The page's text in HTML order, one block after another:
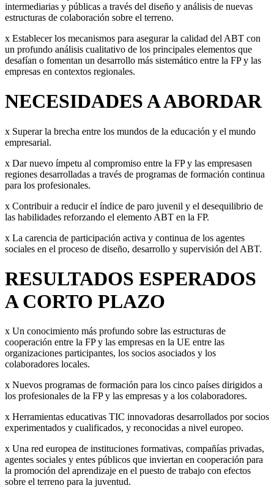
intermediarias y públicas a través del diseño y análisis de nuevas
estructuras de colaboración sobre el terreno.
x Establecer los mecanismos para asegurar la calidad del ABT con
un profundo análisis cualitativo de los principales elementos que
desafían o fomentan un desarrollo más sistemático entre la FP y las
empresas en contextos regionales.
NECESIDADES A ABORDAR
x Superar la brecha entre los mundos de la educación y el mundo
empresarial.
x Dar nuevo ímpetu al compromiso entre la FP y las empresasen
regiones desarrolladas a través de programas de formación continua
para los profesionales.
x Contribuir a reducir el índice de paro juvenil y el desequilibrio de
las habilidades reforzando el elemento ABT en la FP.
x La carencia de participación activa y continua de los agentes
sociales en el proceso de diseño, desarrollo y supervisión del ABT.
RESULTADOS ESPERADOS
A CORTO PLAZO
x Un conocimiento más profundo sobre las estructuras de
cooperación entre la FP y las empresas en la UE entre las
organizaciones participantes, los socios asociados y los
colaboradores locales.
x Nuevos programas de formación para los cinco países dirigidos a
los profesionales de la FP y las empresas y a los colaboradores.
x Herramientas educativas TIC innovadoras desarrollados por socios
experimentados y cualificados, y reconocidas a nivel europeo.
x Una red europea de instituciones formativas, compañías privadas,
agentes sociales y entes públicos que inviertan en cooperación para
la promoción del aprendizaje en el puesto de trabajo con efectos
sobre el terreno para la juventud.